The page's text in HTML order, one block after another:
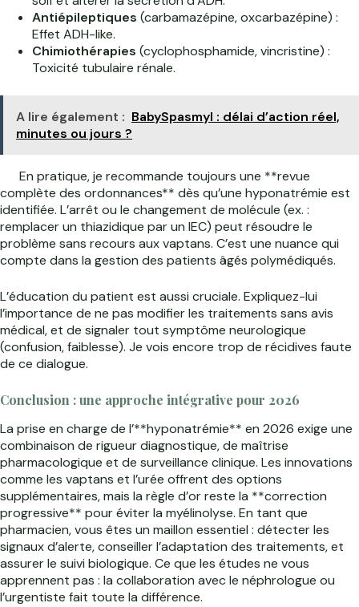
Antiépileptiques (carbamazépine, oxcarbazépine) :
Effet ADH-like.
Chimiothérapies (cyclophosphamide, vincristine) :
Toxicité tubulaire rénale.
A lire également : BabySpasmyl : délai d’action réel,
minutes ou jours ?
En pratique, je recommande toujours une **revue
complète des ordonnances** dès qu’une hyponatrémie est
identifiée. L’arrêt ou le changement de molécule (ex. :
remplacer un thiazidique par un IEC) peut résoudre le
problème sans recours aux vaptans. C’est une nuance qui
compte dans la gestion des patients âgés polymédiqués.
L’éducation du patient est aussi cruciale. Expliquez-lui
l’importance de ne pas modifier les traitements sans avis
médical, et de signaler tout symptôme neurologique
(confusion, faiblesse). Je vois encore trop de récidives faute
de ce dialogue.
Conclusion : une approche intégrative pour 2026
La prise en charge de l’**hyponatrémie** en 2026 exige une
combinaison de rigueur diagnostique, de maîtrise
pharmacologique et de surveillance clinique. Les innovations
comme les vaptans et l’urée offrent des options
supplémentaires, mais la règle d’or reste la **correction
progressive** pour éviter la myélinolyse. En tant que
pharmacien, vous êtes un maillon essentiel : détecter les
signaux d’alerte, conseiller l’adaptation des traitements, et
assurer le suivi biologique. Ce que les études ne vous
apprennent pas : la collaboration avec le néphrologue ou
l’urgentiste fait toute la différence.